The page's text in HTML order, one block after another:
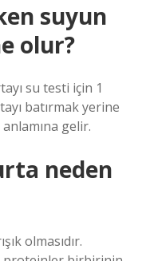
suyun
olur?
su testi için 1
batırmak yerine
gelir.
neden
olmasıdır.